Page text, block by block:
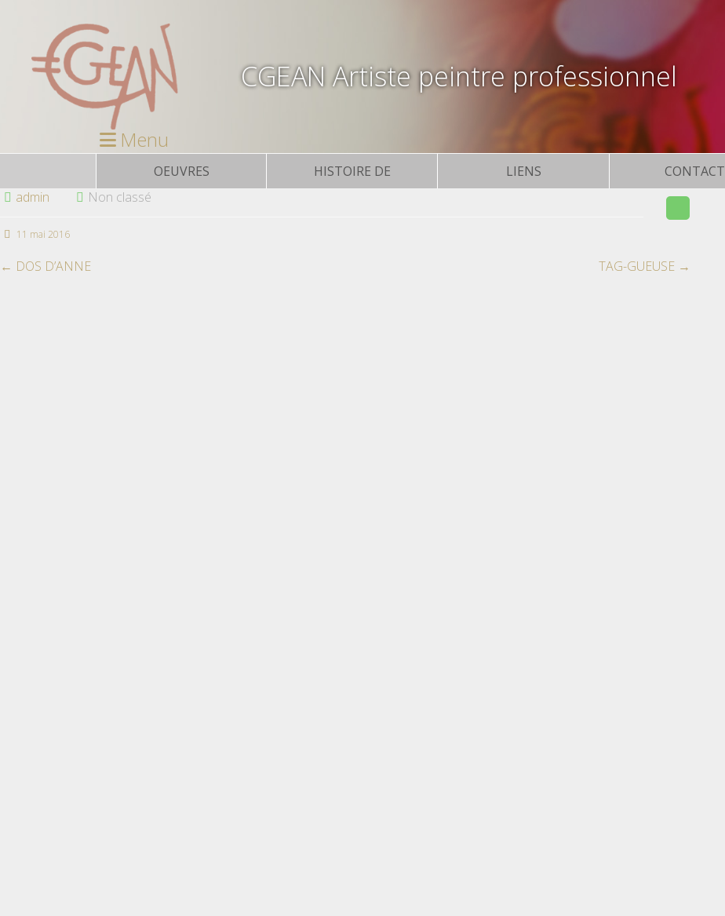
CGEAN Artiste peintre professionnel
Menu
OEUVRES HISTOIRE DE LIENS CONTACT
admin
Non classé
11 mai 2016
← DOS D’ANNE TAG-GUEUSE →